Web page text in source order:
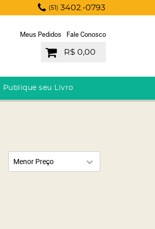
(51) 3402.-0793
Meus Pedidos Fale Conosco
R$ 0,00
Publique seu Livro
Menor Preço